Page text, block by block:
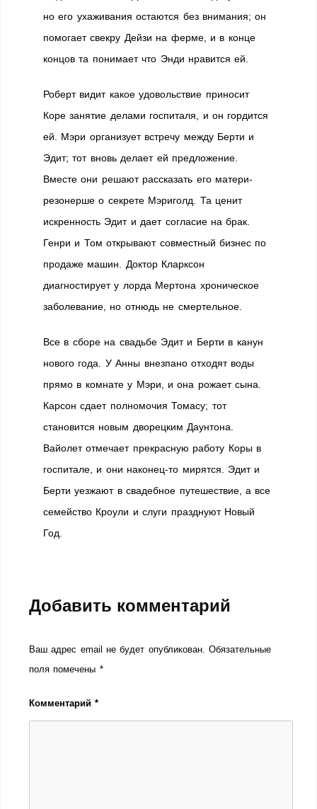
но его ухаживания остаются без внимания; он
помогает свекру Дейзи на ферме, и в конце
концов та понимает что Энди нравится ей.
Роберт видит какое удовольствие приносит
Коре занятие делами госпиталя, и он гордится
ей. Мэри организует встречу между Берти и
Эдит; тот вновь делает ей предложение.
Вместе они решают рассказать его матери-
резонерше о секрете Мэриголд. Та ценит
искренность Эдит и дает согласие на брак.
Генри и Том открывают совместный бизнес по
продаже машин. Доктор Кларксон
диагностирует у лорда Мертона хроническое
заболевание, но отнюдь не смертельное.
Все в сборе на свадьбе Эдит и Берти в канун
нового года. У Анны внезпано отходят воды
прямо в комнате у Мэри, и она рожает сына.
Карсон сдает полномочия Томасу; тот
становится новым дворецким Даунтона.
Вайолет отмечает прекрасную работу Коры в
госпитале, и они наконец-то мирятся. Эдит и
Берти уезжают в свадебное путешествие, а все
семейство Кроули и слуги празднуют Новый
Год.
Добавить комментарий
Ваш адрес email не будет опубликован. Обязательные
поля помечены *
Комментарий*